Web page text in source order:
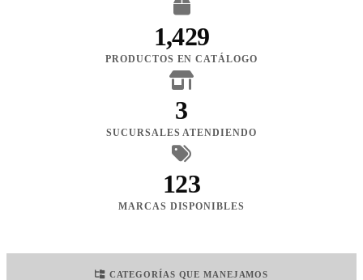
1,429
PRODUCTOS EN CATÁLOGO
3
SUCURSALES ATENDIENDO
123
MARCAS DISPONIBLES
CATEGORÍAS QUE MANEJAMOS